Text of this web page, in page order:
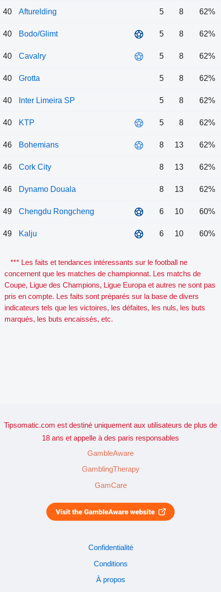
40 Afturelding 5 8 62%
40 Bodo/Glimt 5 8 62%
40 Cavalry 5 8 62%
40 Grotta 5 8 62%
40 Inter Limeira SP 5 8 62%
40 KTP 5 8 62%
46 Bohemians 8 13 62%
46 Cork City 8 13 62%
46 Dynamo Douala 8 13 62%
49 Chengdu Rongcheng 6 10 60%
49 Kalju 6 10 60%
*** Les faits et tendances intéressants sur le football ne
concernent que les matches de championnat. Les matchs de
Coupe, Ligue des Champions, Ligue Europa et autres ne sont pas
pris en compte. Les faits sont préparés sur la base de divers
indicateurs tels que les victoires, les défaites, les nuls, les buts
marqués, les buts encaissés, etc.
Tipsomatic.com est destiné uniquement aux utilisateurs de plus de
18 ans et appelle à des paris responsables
GambleAware
GamblingTherapy
GamCare
Confidentialité
Conditions
À propos